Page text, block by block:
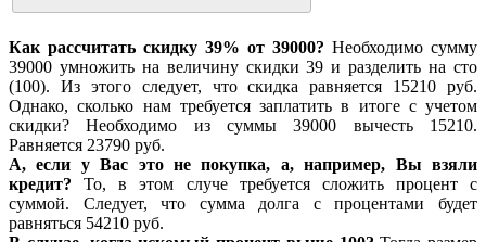
Как рассчитать скидку 39% от 39000? Необходимо сумму
39000 умножить на величину скидки 39 и разделить на сто
(100). Из этого следует, что скидка равняется 15210 руб.
Однако, сколько нам требуется заплатить в итоге с учетом
скидки? Необходимо из суммы 39000 вычесть 15210.
Равняется 23790 руб.
А, если у Вас это не покупка, а, например, Вы взяли
кредит? То, в этом случе требуется сложить процент с
суммой. Следует, что сумма долга с процентами будет
равняться 54210 руб.